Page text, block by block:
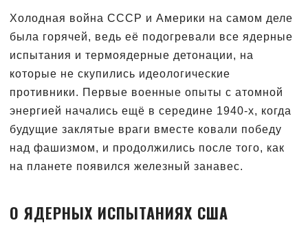
Холодная война СССР и Америки на самом деле
была горячей, ведь её подогревали все ядерные
испытания и термоядерные детонации, на
которые не скупились идеологические
противники. Первые военные опыты с атомной
энергией начались ещё в середине 1940-х, когда
будущие заклятые враги вместе ковали победу
над фашизмом, и продолжились после того, как
на планете появился железный занавес.
О ЯДЕРНЫХ ИСПЫТАНИЯХ США